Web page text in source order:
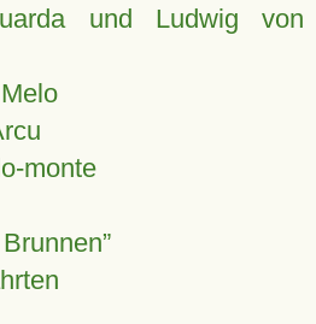
und Ludwig von
monte